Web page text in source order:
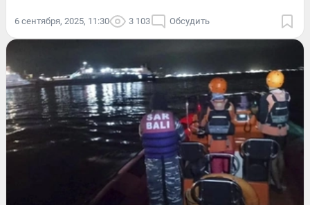
6 сентября, 2025, 11:30 3 103 Обсудить